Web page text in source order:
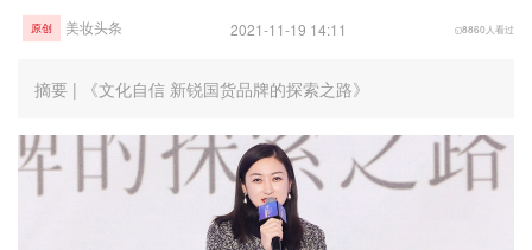
原创 美妆头条 2021-11-19 14:11 8860人看过
摘要 | 《文化自信 新锐国货品牌的探索之路​》